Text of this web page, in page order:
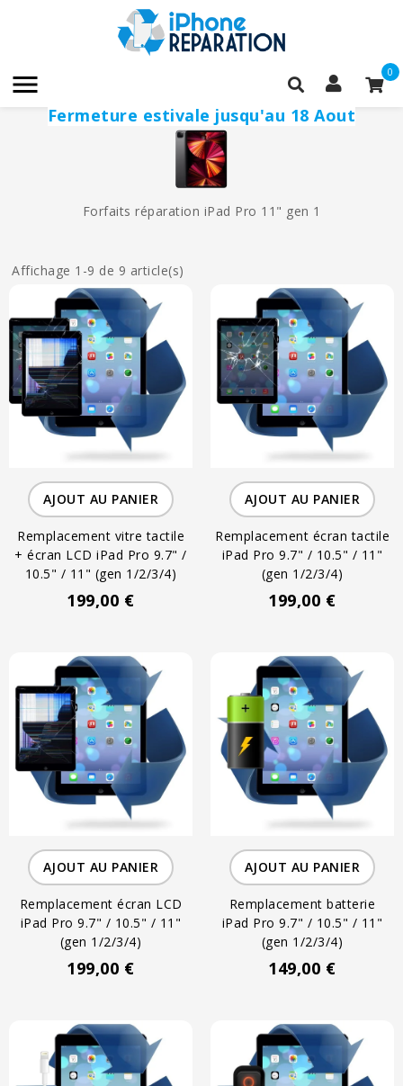
 0
Fermeture estivale jusqu'au 18 Aout
Forfaits réparation iPad Pro 11" gen 1
Affichage 1-9 de 9 article(s)
AJOUT AU PANIER
Remplacement vitre tactile
+ écran LCD iPad Pro 9.7" /
10.5" / 11" (gen 1/2/3/4)
199,00 €
AJOUT AU PANIER
Remplacement écran tactile
iPad Pro 9.7" / 10.5" / 11"
(gen 1/2/3/4)
199,00 €
AJOUT AU PANIER
Remplacement écran LCD
iPad Pro 9.7" / 10.5" / 11"
(gen 1/2/3/4)
199,00 €
AJOUT AU PANIER
Remplacement batterie
iPad Pro 9.7" / 10.5" / 11"
(gen 1/2/3/4)
149,00 €